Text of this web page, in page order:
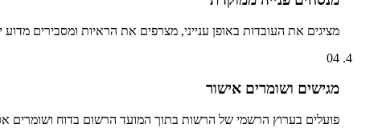
מציגים את העובדות באופן ענייני, מצרפים את הראיות ומסבירים
04
מגישים ושומרים אישור
פועלים בערוץ הרשמי של הרשות בתוך המועד הרשום בדוח